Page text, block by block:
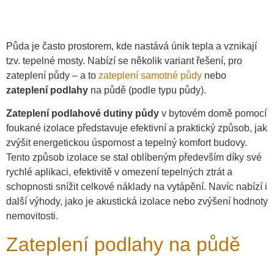
Půda je často prostorem, kde nastává únik tepla a vznikají
tzv. tepelné mosty. Nabízí se několik variant řešení, pro
zateplení půdy – a to zateplení samotné půdy nebo
zateplení podlahy na půdě (podle typu půdy).
Zateplení podlahové dutiny půdy v bytovém domě pomocí
foukané izolace představuje efektivní a praktický způsob, jak
zvýšit energetickou úspornost a tepelný komfort budovy.
Tento způsob izolace se stal oblíbeným především díky své
rychlé aplikaci, efektivitě v omezení tepelných ztrát a
schopnosti snížit celkové náklady na vytápění. Navíc nabízí i
další výhody, jako je akustická izolace nebo zvýšení hodnoty
nemovitosti.
Zateplení podlahy na půdě